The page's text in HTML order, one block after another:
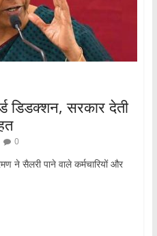
डिडक्शन, सरकार देती
0
ने सैलरी पाने वाले कर्मचारियों और